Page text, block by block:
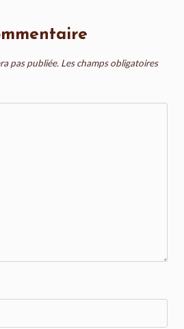
pas publiée. Les champs obligatoires